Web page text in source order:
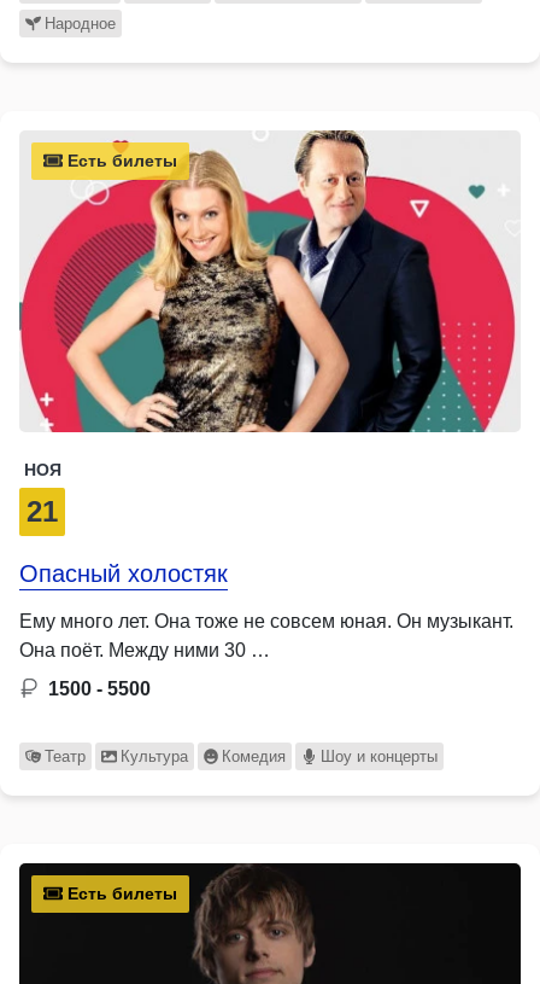
Народное
Есть билеты
НОЯ
21
Опасный холостяк
Ему много лет. Она тоже не совсем юная. Он музыкант.
Она поёт. Между ними 30 …
1500 - 5500
Театр Культура Комедия Шоу и концерты
Есть билеты